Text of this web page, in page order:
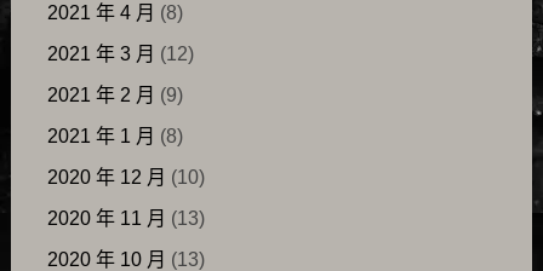
2021 年 4 月 (8)
2021 年 3 月 (12)
2021 年 2 月 (9)
2021 年 1 月 (8)
2020 年 12 月 (10)
2020 年 11 月 (13)
2020 年 10 月 (13)